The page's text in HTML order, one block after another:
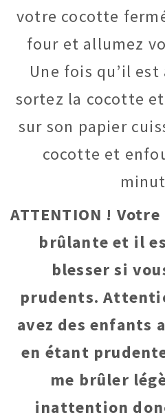
votre cocotte
four et allumez
Une fois qu’il
sortez la cocotte
sur son papier
cocotte et
ATTENTION !
brûlante et il
blesser si
prudents.
avez des enfants
en étant
me brûler
inattention